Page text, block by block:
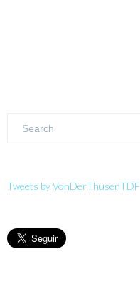
Tweets by VonDerThusenTDF